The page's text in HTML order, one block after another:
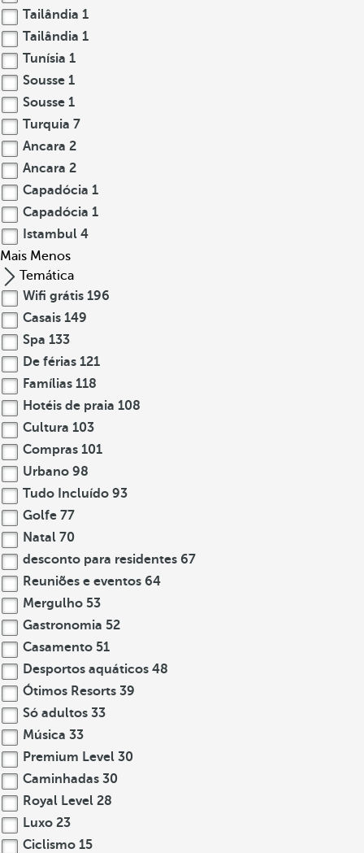
Tailândia 1
Tailândia 1
Tunísia 1
Sousse 1
Sousse 1
Turquia 7
Ancara 2
Ancara 2
Capadócia 1
Capadócia 1
Istambul 4
Mais Menos
Temática
Wifi grátis 196
Casais 149
Spa 133
De férias 121
Famílias 118
Hotéis de praia 108
Cultura 103
Compras 101
Urbano 98
Tudo Incluído 93
Golfe 77
Natal 70
desconto para residentes 67
Reuniões e eventos 64
Mergulho 53
Gastronomia 52
Casamento 51
Desportos aquáticos 48
Ótimos Resorts 39
Só adultos 33
Música 33
Premium Level 30
Caminhadas 30
Royal Level 28
Luxo 23
Ciclismo 15